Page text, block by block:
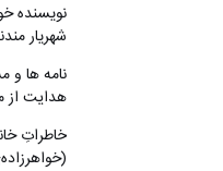
نويسنده
شهريار
نامه ها
هدایت از
خاطراتِ